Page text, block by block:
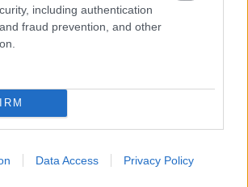
including authentication
fraud prevention, and other
Data Access Privacy Policy
matemātika uz brīdi